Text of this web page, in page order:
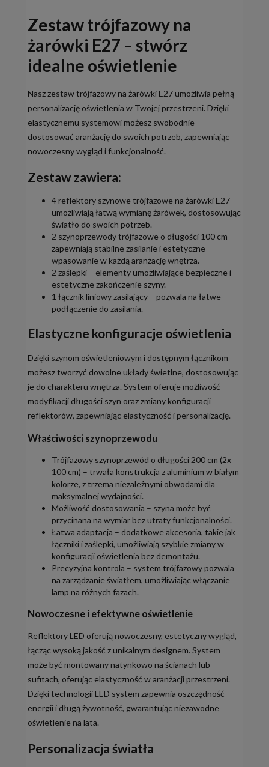
Zestaw trójfazowy na
żarówki E27 – stwórz
idealne oświetlenie
Nasz zestaw trójfazowy na żarówki E27 umożliwia pełną
personalizację oświetlenia w Twojej przestrzeni. Dzięki
elastycznemu systemowi możesz swobodnie
dostosować aranżację do swoich potrzeb, zapewniając
nowoczesny wygląd i funkcjonalność.
Zestaw zawiera:
4 reflektory szynowe trójfazowe na żarówki E27 –
umożliwiają łatwą wymianę żarówek, dostosowując
światło do swoich potrzeb.
2 szynoprzewody trójfazowe o długości 100 cm –
zapewniają stabilne zasilanie i estetyczne
wpasowanie w każdą aranżację wnętrza.
2 zaślepki – elementy umożliwiające bezpieczne i
estetyczne zakończenie szyny.
1 łącznik liniowy zasilający – pozwala na łatwe
podłączenie do zasilania.
Elastyczne konfiguracje oświetlenia
Dzięki szynom oświetleniowym i dostępnym łącznikom
możesz tworzyć dowolne układy świetlne, dostosowując
je do charakteru wnętrza. System oferuje możliwość
modyfikacji długości szyn oraz zmiany konfiguracji
reflektorów, zapewniając elastyczność i personalizację.
Właściwości szynoprzewodu
Trójfazowy szynoprzewód o długości 200 cm (2x
100 cm) – trwała konstrukcja z aluminium w białym
kolorze, z trzema niezależnymi obwodami dla
maksymalnej wydajności.
Możliwość dostosowania – szyna może być
przycinana na wymiar bez utraty funkcjonalności.
Łatwa adaptacja – dodatkowe akcesoria, takie jak
łączniki i zaślepki, umożliwiają szybkie zmiany w
konfiguracji oświetlenia bez demontażu.
Precyzyjna kontrola – system trójfazowy pozwala
na zarządzanie światłem, umożliwiając włączanie
lamp na różnych fazach.
Nowoczesne i efektywne oświetlenie
Reflektory LED oferują nowoczesny, estetyczny wygląd,
łącząc wysoką jakość z unikalnym designem. System
może być montowany natynkowo na ścianach lub
sufitach, oferując elastyczność w aranżacji przestrzeni.
Dzięki technologii LED system zapewnia oszczędność
energii i długą żywotność, gwarantując niezawodne
oświetlenie na lata.
Personalizacja światła